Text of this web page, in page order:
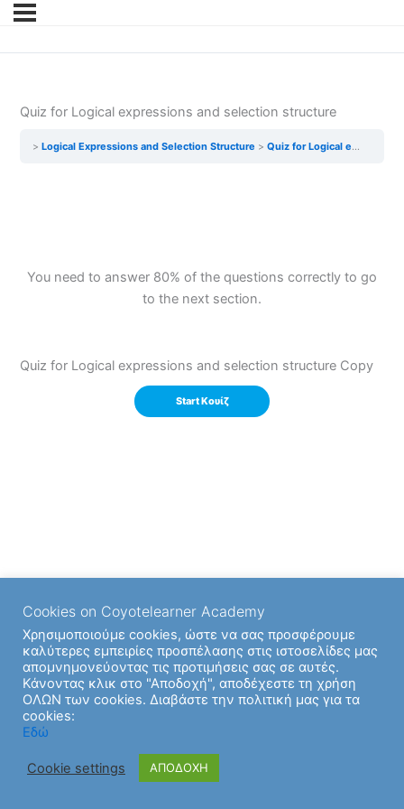
Quiz for Logical expressions and selection structure
Logical Expressions and Selection Structure Quiz for Logical expressions and selection structure
You need to answer 80% of the questions correctly to go
to the next section.
Quiz for Logical expressions and selection structure Copy
Cookies on Coyotelearner Academy
Χρησιμοποιούμε cookies, ώστε να σας προσφέρουμε
καλύτερες εμπειρίες προσπέλασης στις ιστοσελίδες μας
απομνημονεύοντας τις προτιμήσεις σας σε αυτές.
Κάνοντας κλικ στο "Αποδοχή", αποδέχεστε τη χρήση
ΟΛΩΝ των cookies. Διαβάστε την πολιτική μας για τα
cookies:
Εδώ
Cookie settings ΑΠΟΔΟΧΗ